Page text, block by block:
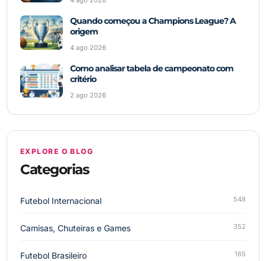
Quando começou a Champions League? A
origem
4 ago 2026
Como analisar tabela de campeonato com
critério
2 ago 2026
EXPLORE O BLOG
Categorias
Futebol Internacional 548
Camisas, Chuteiras e Games 352
Futebol Brasileiro 165